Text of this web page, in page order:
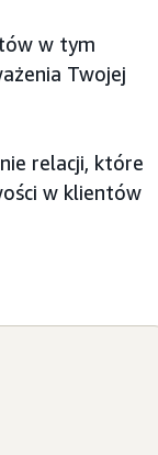
w tym
Twojej
relacji, które
w klientów